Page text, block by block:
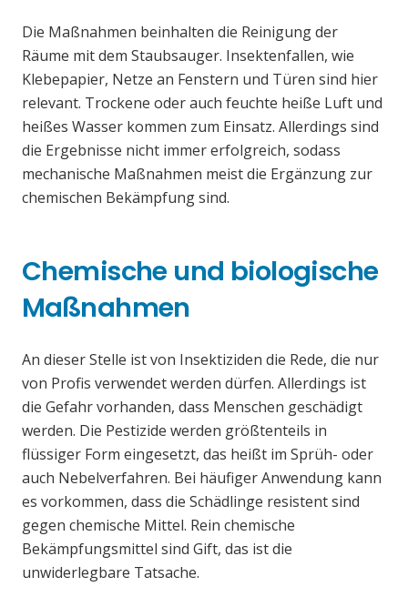
Die Maßnahmen beinhalten die Reinigung der
Räume mit dem Staubsauger. Insektenfallen, wie
Klebepapier, Netze an Fenstern und Türen sind hier
relevant. Trockene oder auch feuchte heiße Luft und
heißes Wasser kommen zum Einsatz. Allerdings sind
die Ergebnisse nicht immer erfolgreich, sodass
mechanische Maßnahmen meist die Ergänzung zur
chemischen Bekämpfung sind.
Chemische und biologische
Maßnahmen
An dieser Stelle ist von Insektiziden die Rede, die nur
von Profis verwendet werden dürfen. Allerdings ist
die Gefahr vorhanden, dass Menschen geschädigt
werden. Die Pestizide werden größtenteils in
flüssiger Form eingesetzt, das heißt im Sprüh- oder
auch Nebelverfahren. Bei häufiger Anwendung kann
es vorkommen, dass die Schädlinge resistent sind
gegen chemische Mittel. Rein chemische
Bekämpfungsmittel sind Gift, das ist die
unwiderlegbare Tatsache.